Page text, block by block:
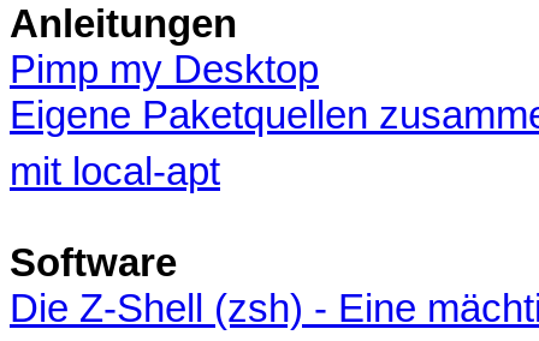
Anleitungen
Pimp my Desktop
Eigene Paketquellen
mit local-apt
Software
Die Z-Shell (zsh) - Eine